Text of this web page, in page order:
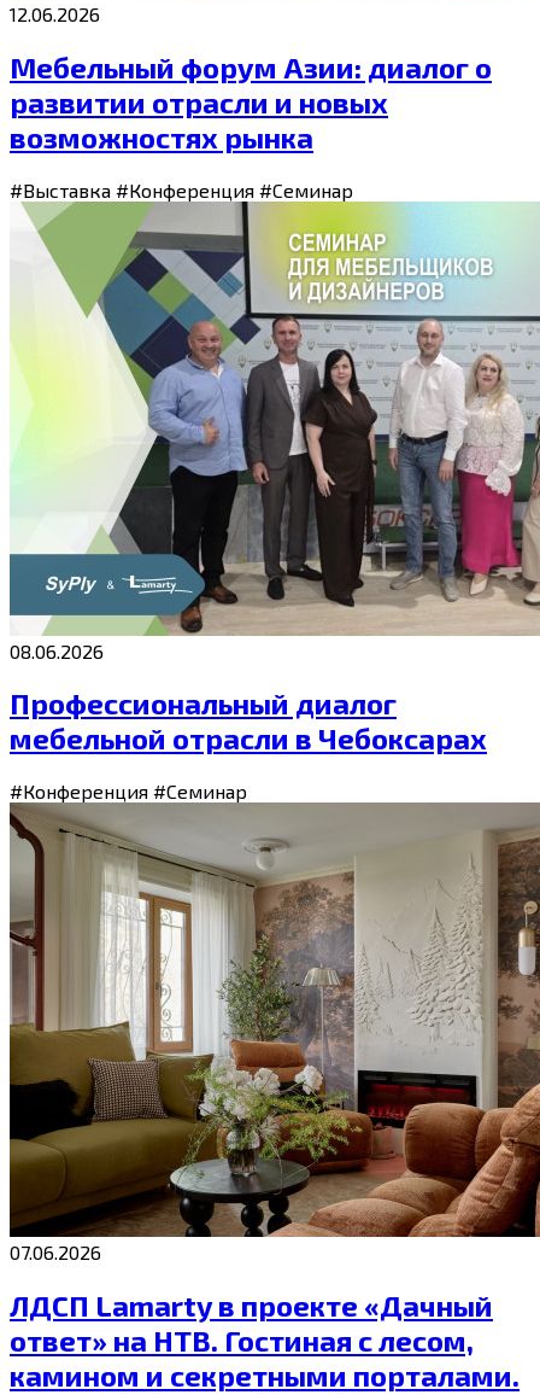
12.06.2026
Мебельный форум Азии: диалог о
развитии отрасли и новых
возможностях рынка
#Выставка #Конференция #Семинар
08.06.2026
Профессиональный диалог
мебельной отрасли в Чебоксарах
#Конференция #Семинар
07.06.2026
ЛДСП Lamarty в проекте «Дачный
ответ» на НТВ. Гостиная с лесом,
камином и секретными порталами.